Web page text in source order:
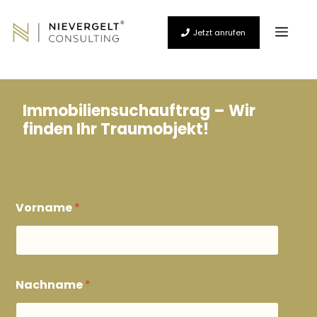
Inhalt
springen
Jetzt anrufen
Immobiliensuchauftrag – Wir
finden Ihr Traumobjekt!
Vorname*
Nachname*